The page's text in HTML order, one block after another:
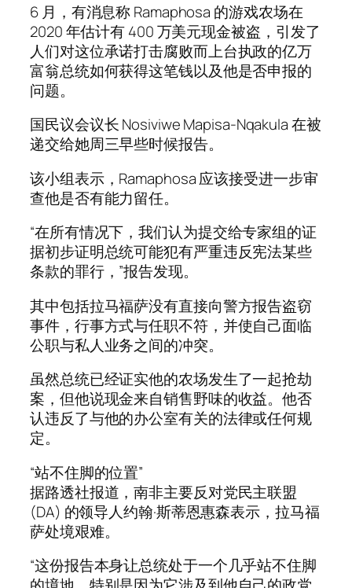
6 月，有消息称 Ramaphosa 的游戏农场在
2020 年估计有 400 万美元现金被盗，引发了
人们对这位承诺打击腐败而上台执政的亿万
富翁总统如何获得这笔钱以及他是否申报的
问题。
国民议会议长 Nosiviwe Mapisa-Nqakula 在被
递交给她周三早些时候报告。
该小组表示，Ramaphosa 应该接受进一步审
查他是否有能力留任。
“在所有情况下，我们认为提交给专家组的证
据初步证明总统可能犯有严重违反宪法某些
条款的罪行，”报告发现。
其中包括拉马福萨没有直接向警方报告盗窃
事件，行事方式与任职不符，并使自己面临
公职与私人业务之间的冲突。
虽然总统已经证实他的农场发生了一起抢劫
案，但他说现金来自销售野味的收益。他否
认违反了与他的办公室有关的法律或任何规
定。
“站不住脚的位置”
据路透社报道，南非主要反对党民主联盟
(DA) 的领导人约翰·斯蒂恩惠森表示，拉马福
萨处境艰难。
“这份报告本身让总统处于一个几乎站不住脚